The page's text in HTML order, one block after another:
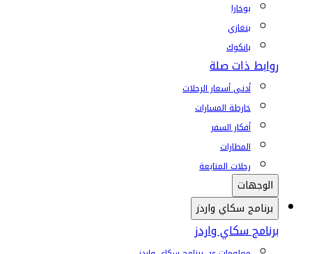
بوخارا
بنغازي
بانكوك
روابط ذات صلة
أدنى أسعار الرحلات
خارطة المسارات
أفكار السفر
المطارات
رحلات المتابعة
الوجهات
برنامج سكاي واردز
برنامج سكاي واردز